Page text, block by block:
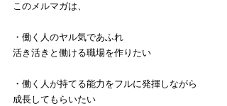
このメルマガは、
・働く人のヤル気であふれ
活き活きと働ける職場を作りたい
・働く人が持てる能力をフルに発揮しながら
成長してもらいたい